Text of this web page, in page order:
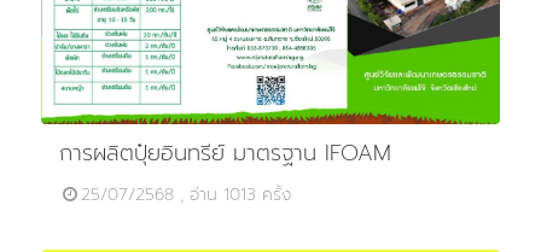
การผลิตปุ๋ยอินทรีย์ มาตรฐาน IFOAM
25/07/2568 , อ่าน 1013 ครั้ง